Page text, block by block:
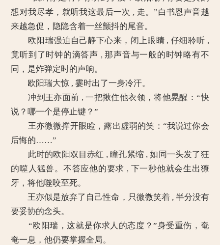
想对我尽孝，就听我这最后一次 , 走。”白书恩声音越
来越急促，隐隐含着一丝颤抖的尾音。
欧阳瑞强迫自己静下心来，闭上眼睛 , 仔细聆听 ,
竟听到了时钟的滴答声 , 那声音与一般的时钟略有不
同，是炸弹定时的声响。
欧阳瑞大惊 , 霎时出了一身冷汗。
冲到王亦面前 , 一把揪住他衣领，将他晃醒：“快
说？哪一个是停止键？”
王亦微微撑开眼睑，露出虚弱的笑：“我说过你会
后悔的……”
此时的欧阳双目赤红 , 瞳孔紧缩 , 如同一头发了狂
的噬人猛兽。不答应他的要求 , 下一秒他就会生出獠
牙，将他噬咬至死。
王亦似是放弃了自己性命，只微微笑着 , 半分没有
要妥协的念头。
“欧阳瑞，这就是你求人的态度？”身受重伤，奄
奄一息，他仍要掌握全局。